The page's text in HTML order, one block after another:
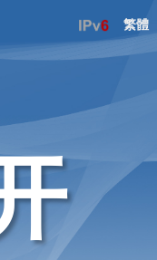
繁體